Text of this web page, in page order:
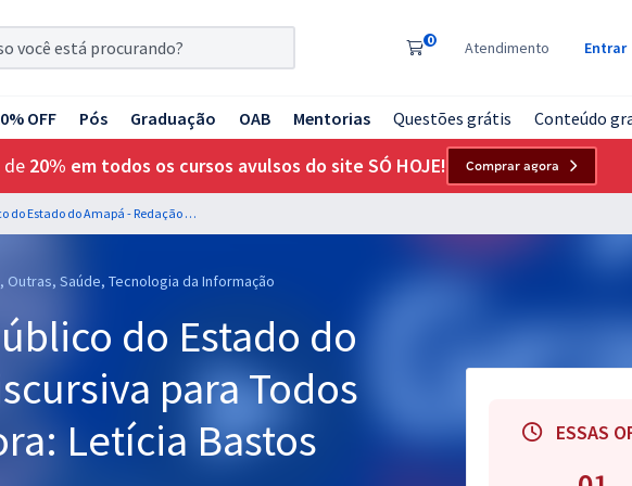
0 Atendimento Entrar
OFF Pós Graduação OAB Mentorias Questões grátis Conteúdo
de 20% em todos os cursos avulsos do site SÓ HOJE! Comprar agora
MP AP - Ministério Público do Estado do Amapá - Redação Discursiva para Todos os Cargos - Professora: Letícia Bastos
Saúde, Tecnologia da Informação
do Estado do
para Todos
Letícia Bastos
ESSAS